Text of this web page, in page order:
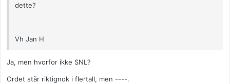
dette?
Vh Jan H
Ja, men hvorfor ikke SNL?
Ordet står riktignok i flertall, men ----.